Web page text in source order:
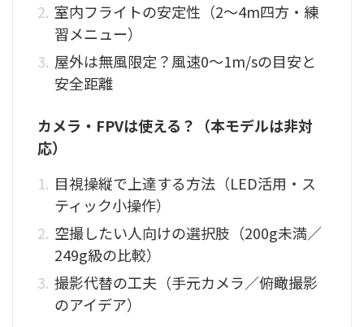
室内フライトの安定性（2〜4m四方・練
習メニュー）
屋外は無風限定？風速0〜1m/sの目安と
安全距離
カメラ・FPVは使える？（本モデルは非対
応）
目視操縦で上達する方法（LED活用・ス
ティック小操作）
空撮したい人向けの選択肢（200g未満／
249g級の比較）
撮影代替の工夫（手元カメラ／俯瞰撮影
のアイデア）